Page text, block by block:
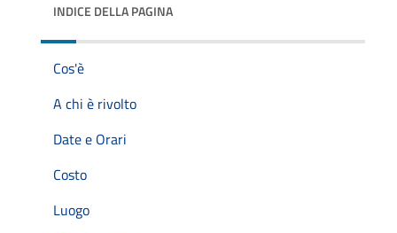
INDICE DELLA PAGINA
Cos'è
A chi è rivolto
Date e Orari
Costo
Luogo